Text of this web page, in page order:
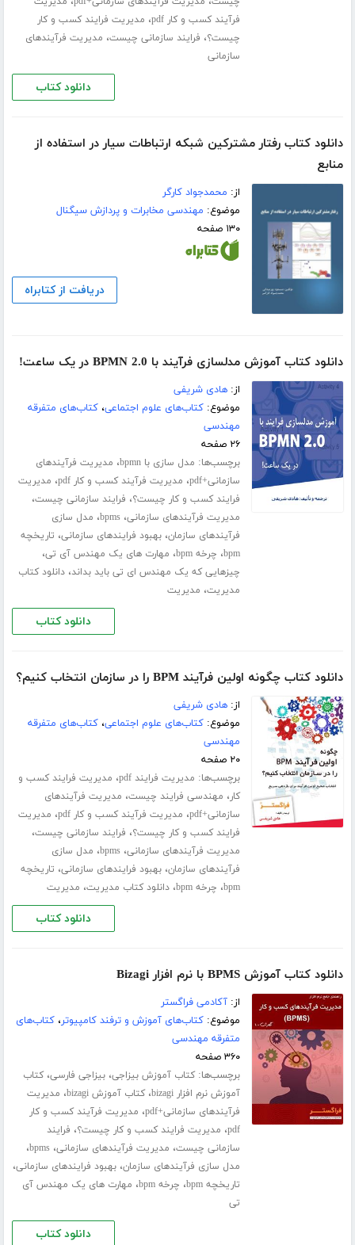
فرآیند کسب و کار pdf
، مدیریت فرایند کسب و کار
چیست؟، فرایند سازمانی چیست، مدیریت فرآیندهای
سازمانی
دانلود کتاب
دانلود کتاب رفتار مشترکین شبکه ارتباطات سیار در استفاده از
منابع
از: محمدجواد کارگر
موضوع: مهندسی مخابرات و پردازش سیگنال
۱۳۰ صفحه
دریافت از کتابراه
دانلود کتاب آموزش مدلسازی فرآیند با BPMN 2.0 در یک ساعت!
از:هادی شریفی
موضوع:کتاب‌های علوم اجتماعی،کتاب‌های متفرقه
مهندسی
۲۶ صفحه
برچسب‌ها: مدل سازی با bpmn ، مدیریت فرآیندهای
سازمانی+pdf
، مدیریت فرآیند کسب و کار pdf ، مدیریت
فرایند کسب و کار چیست؟، فرایند سازمانی چیست،
مدیریت فرآیندهای سازمانی،bpms، مدل سازی
فرآیندهای سازمان،بهبود فرایندهای سازمانی، تاریخچه
bpm، چرخه bpm ، مهارت های یک مهندس آی تی،
چیزهایی که یک مهندس ای تی باید بداند،دانلود کتاب
مدیریت، مدیریت
دانلود کتاب
دانلود کتاب چگونه اولین فرآیند BPM را در سازمان انتخاب کنیم؟
از:هادی شریفی
موضوع:کتاب‌های علوم اجتماعی،کتاب‌های متفرقه
مهندسی
۲۰ صفحه
برچسب‌ها: مدیریت فرایند pdf ، مدیریت فرایند کسب و
کار، مهندسی فرایند چیست، مدیریت فرآیندهای
سازمانی+pdf
، مدیریت فرآیند کسب و کار pdf ، مدیریت
فرایند کسب و کار چیست؟، فرایند سازمانی چیست،
مدیریت فرآیندهای سازمانی،bpms، مدل سازی
فرآیندهای سازمان،بهبود فرایندهای سازمانی، تاریخچه
bpm، چرخه bpm ،دانلود کتاب مدیریت، مدیریت
دانلود کتاب
دانلود کتاب آموزش BPMS با نرم افزار Bizagi
از:آکادمی فراگستر
موضوع:کتاب‌های آموزش و ترفند کامپیوتر،کتاب‌های
متفرقه مهندسی
۳۶۰ صفحه
برچسب‌ها:کتاب آموزش بیزاجی،بیزاجی فارسی،کتاب
آموزش نرم افزار bizagi
،کتاب آموزش bizagi ، مدیریت
فرآیندهای سازمانی+pdf
، مدیریت فرآیند کسب و کار
pdf، مدیریت فرایند کسب و کار چیست؟، فرایند
سازمانی چیست، مدیریت فرآیندهای سازمانی،bpms،
مدل سازی فرآیندهای سازمان،بهبود فرایندهای سازمانی،
تاریخچه bpm ، چرخه bpm ، مهارت های یک مهندس آی
تی
دانلود کتاب